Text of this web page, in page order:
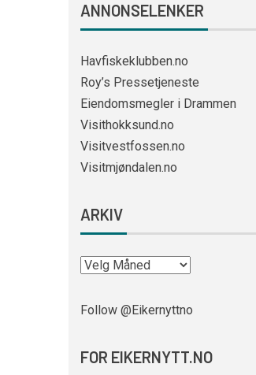
ANNONSELENKER
Havfiskeklubben.no
Roy’s Pressetjeneste
Eiendomsmegler i Drammen
Visithokksund.no
Visitvestfossen.no
Visitmjøndalen.no
ARKIV
Follow @Eikernyttno
FOR EIKERNYTT.NO